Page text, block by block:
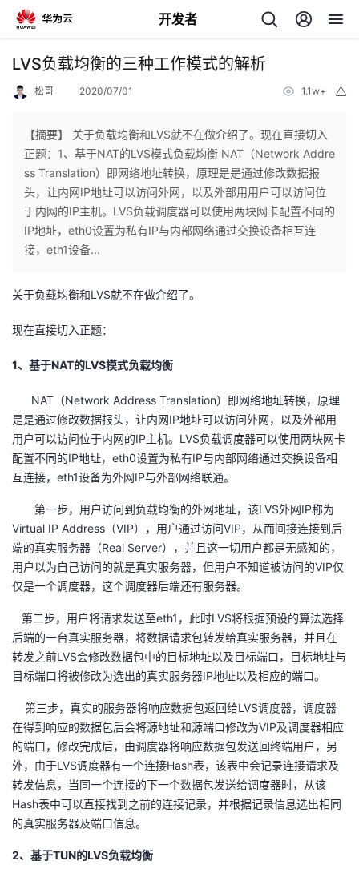
开发者
返
个
人
我
我
的
博
客
我
的
论
坛
我
的
圈
子
我
的
直
播
我
的
活
我
的
注
我
开
发
者
学
的
Programs
我
的
支
持
LVS负载均衡的三种工作模式的解析
松哥 2020/07/01 1.1w+
【摘要】 关于负载均衡和LVS就不在做介绍了。现在直接切入
正题：1、基于NAT的LVS模式负载均衡 NAT（Network Addre
ss Translation）即网络地址转换，原理是是通过修改数据报
头，让内网IP地址可以访问外网，以及外部用用户可以访问位
于内网的IP主机。LVS负载调度器可以使用两块网卡配置不同的
IP地址，eth0设置为私有IP与内部网络通过交换设备相互连
接，eth1设备...
关于负载均衡和LVS就不在做介绍了。
现在直接切入正题：
1、基于NAT的LVS模式负载均衡
NAT（Network Address Translation）即网络地址转换，原理
是是通过修改数据报头，让内网IP地址可以访问外网，以及外部用
用户可以访问位于内网的IP主机。LVS负载调度器可以使用两块网卡
配置不同的IP地址，eth0设置为私有IP与内部网络通过交换设备相
互连接，eth1设备为外网IP与外部网络联通。
第一步，用户访问到负载均衡的外网地址，该LVS外网IP称为
Virtual IP Address（VIP），用户通过访问VIP，从而间接连接到后
端的真实服务器（Real Server），并且这一切用户都是无感知的，
用户以为自己访问的就是真实服务器，但用户不知道被访问的VIP仅
仅是一个调度器，这个调度器后端还有服务器。
第二步，用户将请求发送至eth1，此时LVS将根据预设的算法选择
后端的一台真实服务器，将数据请求包转发给真实服务器，并且在
转发之前LVS会修改数据包中的目标地址以及目标端口，目标地址与
目标端口将被修改为选出的真实服务器IP地址以及相应的端口。
第三步，真实的服务器将响应数据包返回给LVS调度器，调度器
在得到响应的数据包后会将源地址和源端口修改为VIP及调度器相应
的端口，修改完成后，由调度器将响应数据包发送回终端用户，另
外，由于LVS调度器有一个连接Hash表，该表中会记录连接请求及
转发信息，当同一个连接的下一个数据包发送给调度器时，从该
Hash表中可以直接找到之前的连接记录，并根据记录信息选出相同
的真实服务器及端口信息。
2、基于TUN的LVS负载均衡